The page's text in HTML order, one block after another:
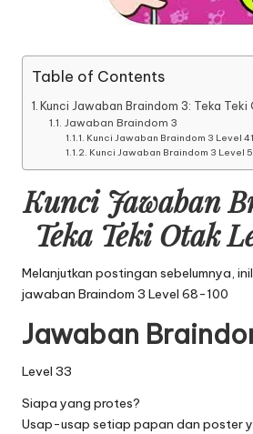
Table of Contents
Kunci Jawaban Braindom 3: Teka
Jawaban Braindom 3
Kunci Jawaban Braindom 3 Level
Kunci Jawaban Braindom 3 Level
Kunci Jawaban
Teka Teki Otak
Melanjutkan postingan sebelumnya,
jawaban Braindom 3 Level 68-100
Jawaban
Level 33
Siapa yang protes?
Usap-usap setiap papan dan poster